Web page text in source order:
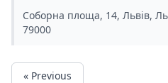
Соборна площа, 14, Львів,
79000
« Previous